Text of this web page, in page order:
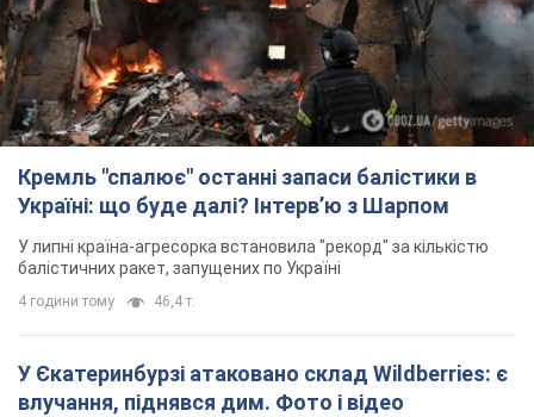
Кремль "спалює" останні запаси балістики в
Україні: що буде далі? Інтерв’ю з Шарпом
У липні країна-агресорка встановила "рекорд" за кількістю
балістичних ракет, запущених по Україні
4 години тому 46,4 т.
У Єкатеринбурзі атаковано склад Wildberries: є
влучання, піднявся дим. Фото і відео